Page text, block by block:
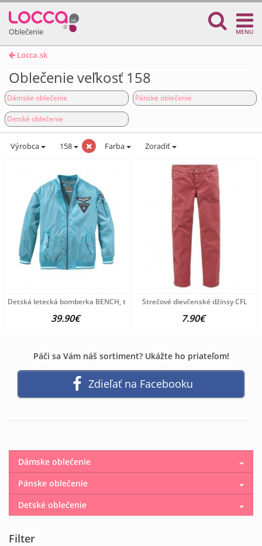
Oblečenie MENU
Locca.sk
Oblečenie veľkosť 158
Dámske oblečenie Pánske oblečenie
Detské oblečenie
Výrobca 158 Farba Zoradiť
Detská letecká bomberka BENCH, tyrkysová
39.90€
Strečové dievčenské džínsy CFL
7.90€
Páči sa Vám náš sortiment? Ukážte ho priateľom!
Zdieľať na Facebooku
Dámske oblečenie
Pánske oblečenie
Detské oblečenie
Filter